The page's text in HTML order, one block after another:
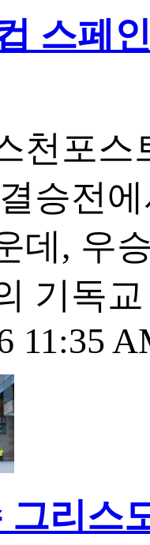
스페
천포스
승전
데, 우
기독
11:35
그리스